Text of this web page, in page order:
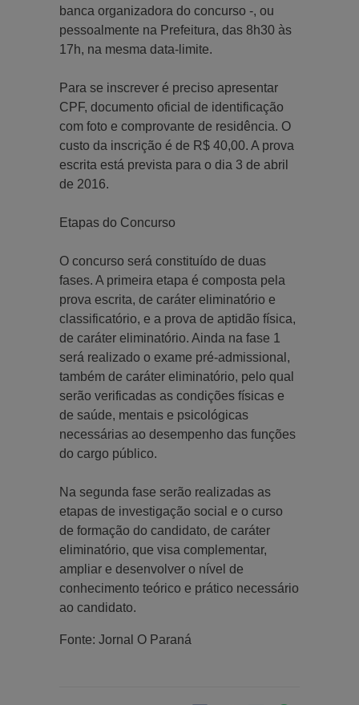
banca organizadora do concurso -, ou
pessoalmente na Prefeitura, das 8h30 às
17h, na mesma data-limite.
Para se inscrever é preciso apresentar
CPF, documento oficial de identificação
com foto e comprovante de residência. O
custo da inscrição é de R$ 40,00. A prova
escrita está prevista para o dia 3 de abril
de 2016.
Etapas do Concurso
O concurso será constituído de duas
fases. A primeira etapa é composta pela
prova escrita, de caráter eliminatório e
classificatório, e a prova de aptidão física,
de caráter eliminatório. Ainda na fase 1
será realizado o exame pré-admissional,
também de caráter eliminatório, pelo qual
serão verificadas as condições físicas e
de saúde, mentais e psicológicas
necessárias ao desempenho das funções
do cargo público.
Na segunda fase serão realizadas as
etapas de investigação social e o curso
de formação do candidato, de caráter
eliminatório, que visa complementar,
ampliar e desenvolver o nível de
conhecimento teórico e prático necessário
ao candidato.
Fonte: Jornal O Paraná